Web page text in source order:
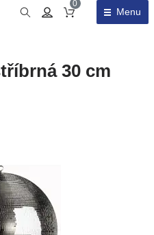
Obsah košíku
0
Menu
30 cm